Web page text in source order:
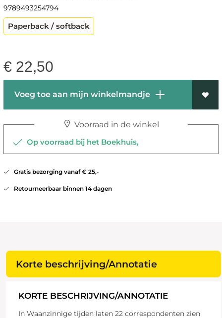
9789493254794
Paperback / softback
€ 22,50
Voeg toe aan mijn winkelmandje
Voorraad in de winkel
Op voorraad bij het Boekhuis,
Gratis bezorging vanaf € 25,-
Retourneerbaar binnen 14 dagen
Korte beschrijving/Annotatie
KORTE BESCHRIJVING/ANNOTATIE
In Waanzinnige tijden laten 22 correspondenten zien